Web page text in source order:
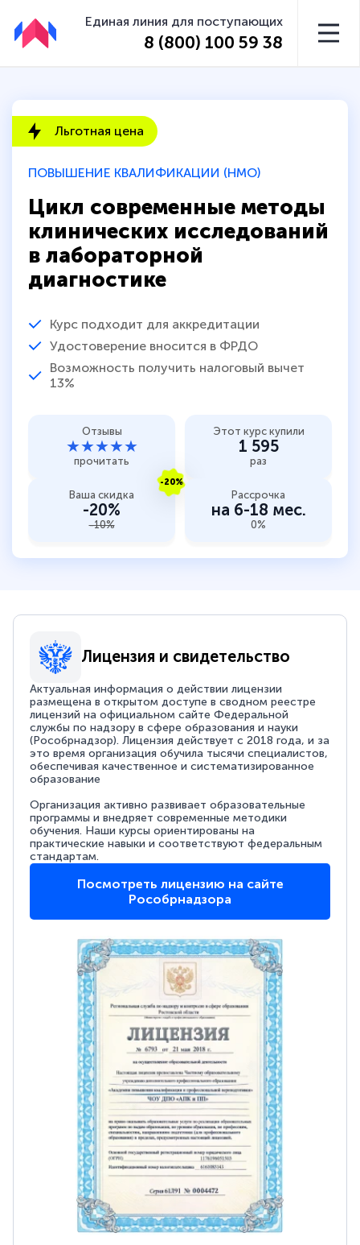
Единая линия для поступающих
8 (800) 100 59 38
ПОВЫШЕНИЕ КВАЛИФИКАЦИИ (НМО)
Цикл современные методы
клинических исследований
в лабораторной
диагностике
Курс подходит для аккредитации
Удостоверение вносится в ФРДО
Возможность получить налоговый вычет
13%
Льготная цена
Отзывы
★★★★★
прочитать
Этот курс купили
1 595
раз
-20%
Ваша скидка
-20%
-10%
Рассрочка
на 6-18 мес.
0%
Лицензия и свидетельство
Актуальная информация о действии лицензии
размещена в открытом доступе в сводном реестре
лицензий на официальном сайте Федеральной
службы по надзору в сфере образования и науки
(Рособрнадзор). Лицензия действует с 2018 года, и за
это время организация обучила тысячи специалистов,
обеспечивая качественное и систематизированное
образование
Организация активно развивает образовательные
программы и внедряет современные методики
обучения. Наши курсы ориентированы на
практические навыки и соответствуют федеральным
стандартам.
Посмотреть лицензию на сайте
Рособрнадзора